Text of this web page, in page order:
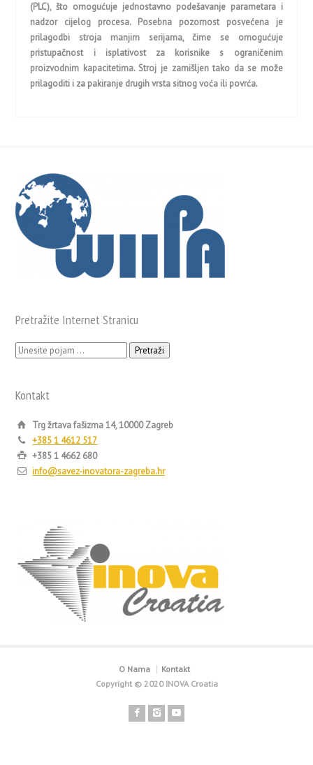
(PLC), što omogućuje jednostavno podešavanje parametara i
nadzor cijelog procesa. Posebna pozornost posvećena je
prilagodbi stroja manjim serijama, čime se omogućuje
pristupačnost i isplativost za korisnike s ograničenim
proizvodnim kapacitetima. Stroj je zamišljen tako da se može
prilagoditi i za pakiranje drugih vrsta sitnog voća ili povrća.
Pretražite Internet Stranicu
Pretraži:
Kontakt
Trg žrtava fašizma 14, 10000 Zagreb
+385 1 4612 517
+385 1 4662 680
info@savez-inovatora-zagreba.hr
O Nama
Kontakt
Copyright © 2020 INOVA Croatia